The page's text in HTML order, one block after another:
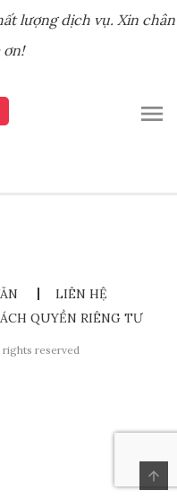
lượng dịch vụ. Xin chân
ơn!
LIÊN HỆ
QUYỀN RIÊNG TƯ
reserved